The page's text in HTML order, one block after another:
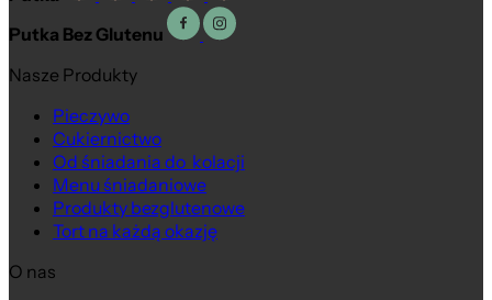
Putka Bez Glutenu
Nasze Produkty
Pieczywo
Cukiernictwo
Od śniadania do kolacji
Menu śniadaniowe
Produkty bezglutenowe
Tort na każdą okazję
O nas